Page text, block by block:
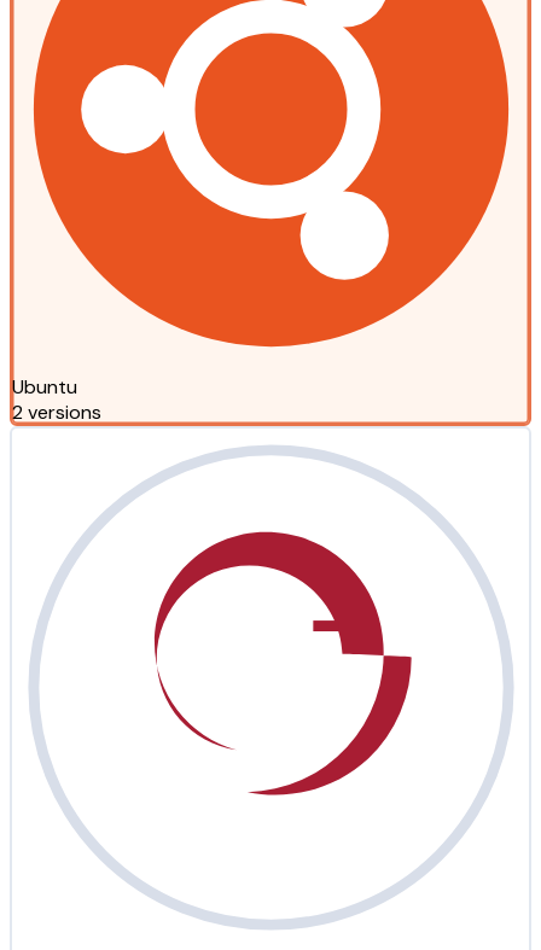
Ubuntu
2 versions